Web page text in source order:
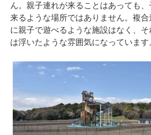
ん。親子連れが来ることはあっても
来るような場所ではありません。複
に親子で遊べるような施設はなく、
は浮いたような雰囲気になっています